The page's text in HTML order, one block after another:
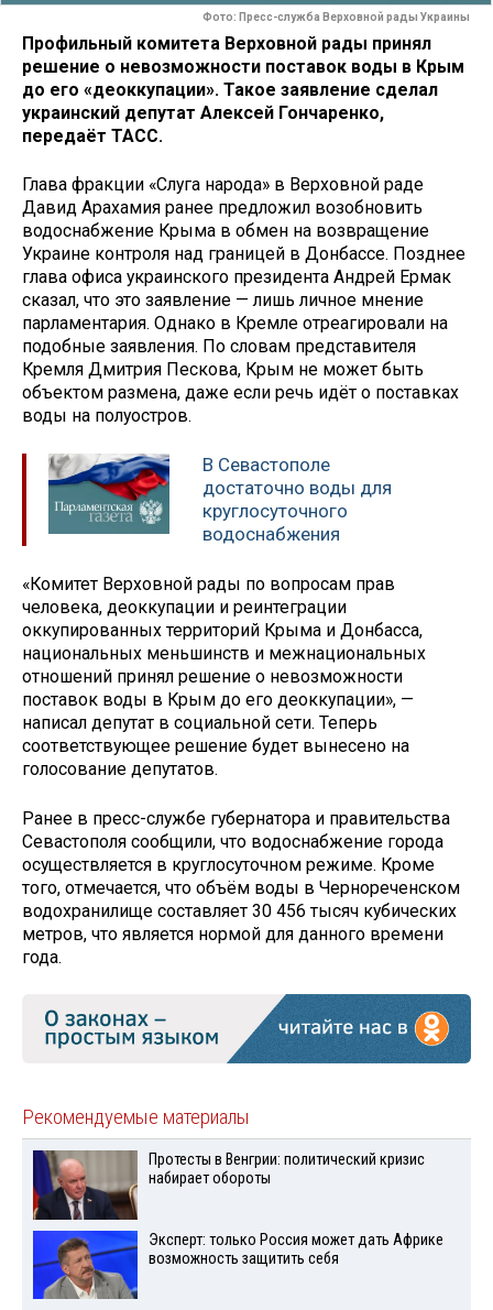
Фото: Пресс-служба Верховной рады Украины
Профильный комитета Верховной рады принял
решение о невозможности поставок воды в Крым
до его «деоккупации». Такое заявление сделал
украинский депутат Алексей Гончаренко,
передаёт ТАСС.
Глава фракции «Слуга народа» в Верховной раде
Давид Арахамия ранее предложил возобновить
водоснабжение Крыма в обмен на возвращение
Украине контроля над границей в Донбассе. Позднее
глава офиса украинского президента Андрей Ермак
сказал, что это заявление — лишь личное мнение
парламентария. Однако в Кремле отреагировали на
подобные заявления. По словам представителя
Кремля Дмитрия Пескова, Крым не может быть
объектом размена, даже если речь идёт о поставках
воды на полуостров.
В Севастополе
достаточно воды для
круглосуточного
водоснабжения
«Комитет Верховной рады по вопросам прав
человека, деоккупации и реинтеграции
оккупированных территорий Крыма и Донбасса,
национальных меньшинств и межнациональных
отношений принял решение о невозможности
поставок воды в Крым до его деоккупации», —
написал депутат в социальной сети. Теперь
соответствующее решение будет вынесено на
голосование депутатов.
Ранее в пресс-службе губернатора и правительства
Севастополя сообщили, что водоснабжение города
осуществляется в круглосуточном режиме. Кроме
того, отмечается, что объём воды в Чернореченском
водохранилище составляет 30 456 тысяч кубических
метров, что является нормой для данного времени
года.
Рекомендуемые материалы
Протесты в Венгрии: политический кризис
набирает обороты
Эксперт: только Россия может дать Африке
возможность защитить себя